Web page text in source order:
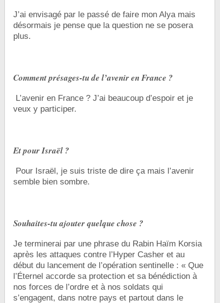
J’ai envisagé par le passé de faire mon Alya mais
désormais je pense que la question ne se posera
plus.
Comment présages-tu de l’avenir en France ?
L’avenir en France ? J’ai beaucoup d’espoir et je
veux y participer.
Et pour Israël ?
Pour Israël, je suis triste de dire ça mais l’avenir
semble bien sombre.
Souhaites-tu ajouter quelque chose ?
Je terminerai par une phrase du Rabin Haïm Korsia
après les attaques contre l’Hyper Casher et au
début du lancement de l’opération sentinelle : « Que
l’Éternel accorde sa protection et sa bénédiction à
nos forces de l’ordre et à nos soldats qui
s’engagent, dans notre pays et partout dans le